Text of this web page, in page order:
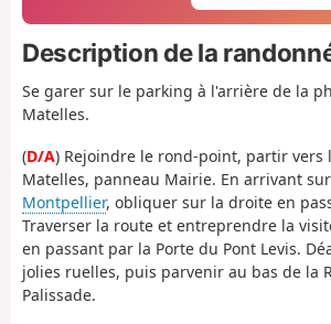
Description de la
Se garer sur le parking à l'arrière de la
Matelles.
(D/A) Rejoindre le rond-point, partir vers
Matelles, panneau Mairie. En arrivant
Montpellier, obliquer sur la droite en
Traverser la route et entreprendre la
en passant par la Porte du Pont Levis.
jolies ruelles, puis parvenir au bas de la
Palissade.